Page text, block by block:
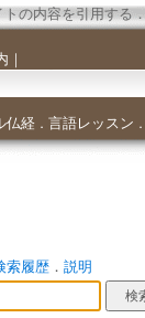
トの内容を引用する ．
｜
仏経． 言語レッスン ．
索履歴． 説明